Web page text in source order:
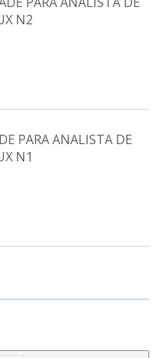
N2
PARA ANALISTA DE
N1